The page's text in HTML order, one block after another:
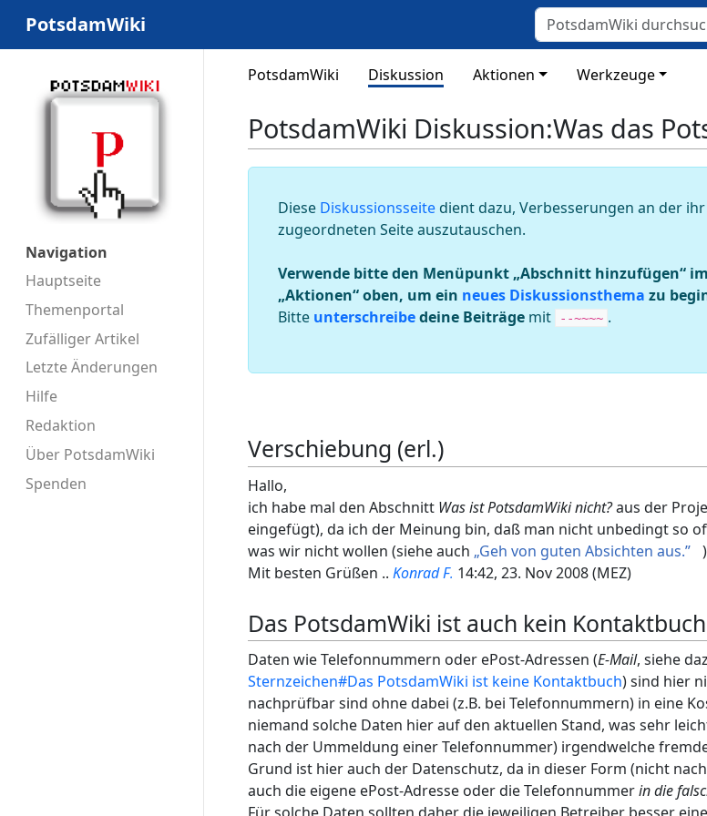
PotsdamWiki
Navigation
Hauptseite
Themenportal
Zufälliger Artikel
Letzte Änderungen
Hilfe
Redaktion
Über PotsdamWiki
Spenden
PotsdamWiki Diskussion Aktionen Werkzeuge
PotsdamWiki Diskussion:Was das
Diese Diskussionsseite dient dazu, Verbesserungen an der ihr
zugeordneten Seite auszutauschen.
Verwende bitte den Menüpunkt „Abschnitt hinzufügen“
„Aktionen“ oben, um ein neues Diskussionsthema zu
Bitte unterschreibedeine Beiträge mit --~~~~ .
Verschiebung (erl.)
Hallo,
ich habe mal den Abschnitt Was ist PotsdamWiki nicht?aus der
eingefügt), da ich der Meinung bin, daß man nicht unbedingt so
was wir nicht wollen (siehe auch „Geh von guten Absichten aus.”
Mit besten Grüßen .. Konrad F. 14:42, 23. Nov 2008 (MEZ)
Das PotsdamWiki ist auch kein Kontaktbuch
Daten wie Telefonnummern oder ePost-Adressen (E-Mail, siehe
Sternzeichen#Das PotsdamWiki ist keine Kontaktbuch) sind hier
nachprüfbar sind ohne dabei (z.B. bei Telefonnummern) in eine
niemand solche Daten hier auf den aktuellen Stand, was sehr
nach der Ummeldung einer Telefonnummer) irgendwelche
Grund ist hier auch der Datenschutz, da in dieser Form (nicht
auch die eigene ePost-Adresse oder die Telefonnummerin die